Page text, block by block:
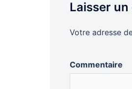
Laisser
Votre adresse
Commentaire